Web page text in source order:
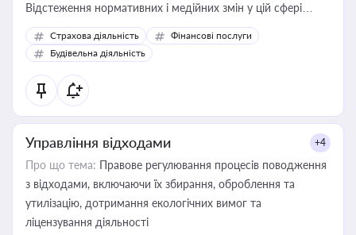
Відстеження нормативних і медійних змін у цій сфері
корисне для власника бізнесу, керівника, юриста або
бухгалтера під час оподаткування, приватизації, оренди
державного майна, корпоративних угод і перевірки
статусу суб'єктів оціночної діяльності
Страхова діяльність
Фінансові послуги
Будівельна діяльність
Управління відходами +4
Про що тема: Правове регулювання процесів поводження
з відходами, включаючи їх збирання, оброблення та
утилізацію, дотримання екологічних вимог та
ліцензування діяльності